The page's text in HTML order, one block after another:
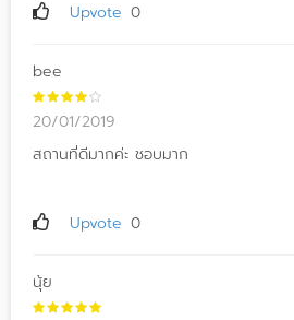
Upvote 0
bee
20/01/2019
สถานที่ดีมากค่ะ ชอบมาก
Upvote 0
นุ้ย